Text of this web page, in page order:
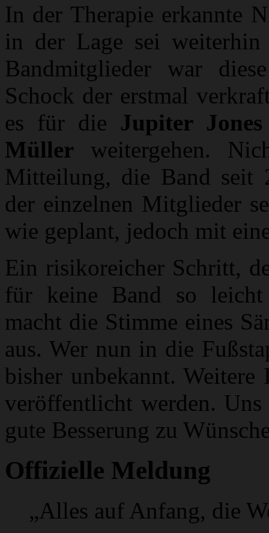
In der Therapie erkannte
in der Lage sei
Bandmitglieder war
Schock der erstmal
es für die Jupiter Jones
Müller weitergehen.
Mitteilung, die Band seit
der einzelnen Mitglieder
wie geplant, jedoch mit
Ein risikoreicher Schritt,
für keine Band so leicht
macht die Stimme eines
aus. Wer nun in die
bisher unbekannt.
veröffentlicht werden.
gute Besserung zu
Offizielle Meldung
„Alles auf Anfang, die